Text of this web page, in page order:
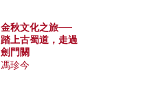
金秋文化之旅──
踏上古蜀道，走過
劍門關
馮珍今